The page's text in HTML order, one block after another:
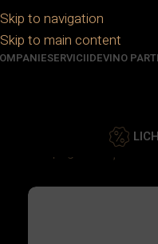
Skip to navigation
Skip to main content
SERVICIIDEVINO
Prima pagină Fațade